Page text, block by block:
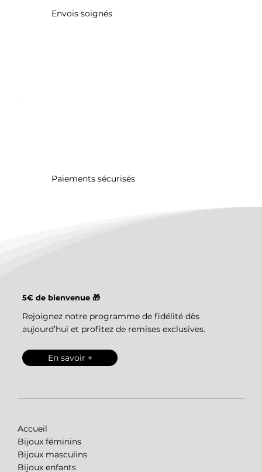
Envois soignés
Paiements sécurisés
5€ de bienvenue 🎁
Rejoignez notre programme de fidélité dès
aujourd’hui et profitez de remises exclusives.
En savoir +
Accueil
Bijoux féminins
Bijoux masculins
Bijoux enfants